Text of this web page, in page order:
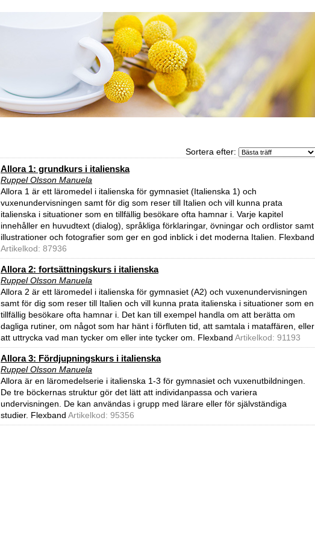
Sortera efter:
Allora 1: grundkurs i italienska
Ruppel Olsson Manuela
Allora 1 är ett läromedel i italienska för gymnasiet (Italienska 1) och
vuxenundervisningen samt för dig som reser till Italien och vill kunna prata
italienska i situationer som en tillfällig besökare ofta hamnar i. Varje kapitel
innehåller en huvudtext (dialog), språkliga förklaringar, övningar och ordlistor samt
illustrationer och fotografier som ger en god inblick i det moderna Italien. Flexband
Artikelkod: 87936
Allora 2: fortsättningskurs i italienska
Ruppel Olsson Manuela
Allora 2 är ett läromedel i italienska för gymnasiet (A2) och vuxenundervisningen
samt för dig som reser till Italien och vill kunna prata italienska i situationer som en
tillfällig besökare ofta hamnar i. Det kan till exempel handla om att berätta om
dagliga rutiner, om något som har hänt i förfluten tid, att samtala i mataffären, eller
att uttrycka vad man tycker om eller inte tycker om. Flexband Artikelkod: 91193
Allora 3: Fördjupningskurs i italienska
Ruppel Olsson Manuela
Allora är en läromedelserie i italienska 1-3 för gymnasiet och vuxenutbildningen.
De tre böckernas struktur gör det lätt att individanpassa och variera
undervisningen. De kan användas i grupp med lärare eller för självständiga
studier. Flexband Artikelkod: 95356